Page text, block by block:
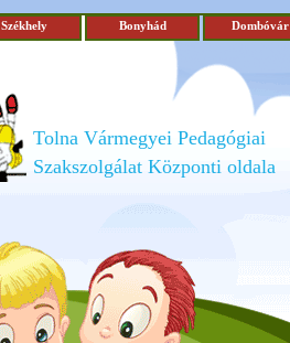
Székhely Bonyhád Dombóvár
Tolna Vármegyei Pedagógiai
Szakszolgálat Központi oldala